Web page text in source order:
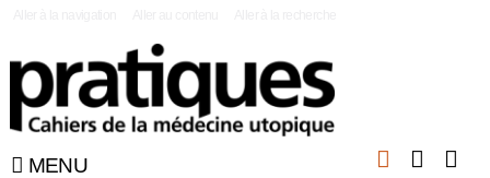
MENU